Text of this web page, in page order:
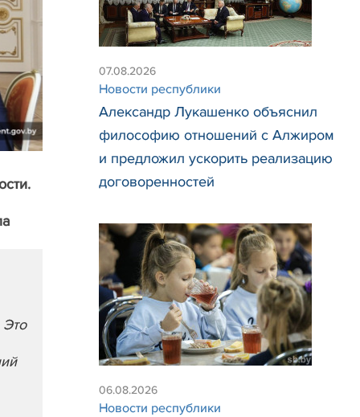
Это
07.08.2026
Новости республики
Александр Лукашенко объяснил
философию отношений с Алжиром
и предложил ускорить реализацию
договоренностей
06.08.2026
Новости республики